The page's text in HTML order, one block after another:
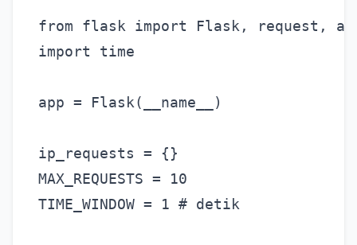
from flask import Flask, request,
import time
app = Flask(__name__)
ip_requests = {}
MAX_REQUESTS = 10
TIME_WINDOW = 1 # detik